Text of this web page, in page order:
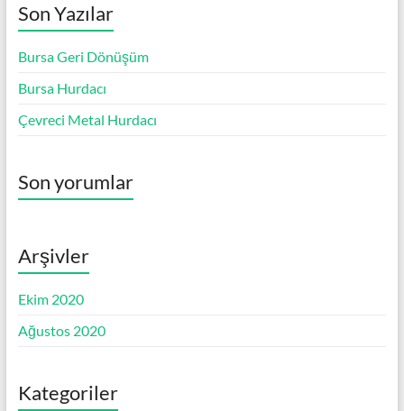
Son Yazılar
Bursa Geri Dönüşüm
Bursa Hurdacı
Çevreci Metal Hurdacı
Son yorumlar
Arşivler
Ekim 2020
Ağustos 2020
Kategoriler